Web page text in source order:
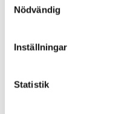
Nödvändig
Inställningar
Statistik
Latrinhämtning
(priser inklusive
gång varannan vecka,